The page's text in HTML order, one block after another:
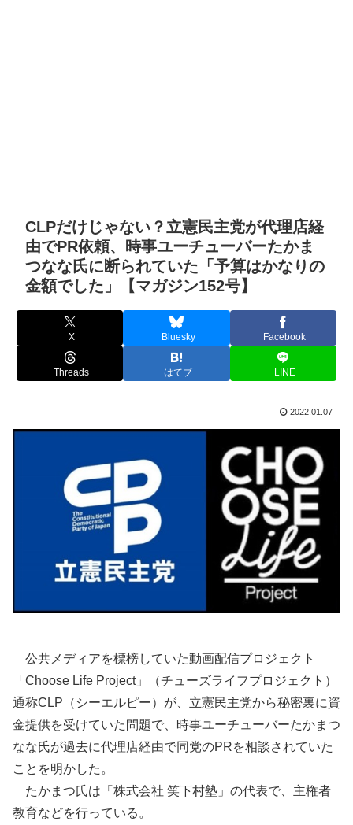
CLPだけじゃない？立憲民主党が代理店経
由でPR依頼、時事ユーチューバーたかま
つなな氏に断られていた「予算はかなりの
金額でした」【マガジン152号】
X Bluesky Facebook
Threads はてブ LINE
2022.01.07
公共メディアを標榜していた動画配信プロジェクト
「Choose Life Project」（チューズライフプロジェクト）
通称CLP（シーエルピー）が、立憲民主党から秘密裏に資
金提供を受けていた問題で、時事ユーチューバーたかまつ
なな氏が過去に代理店経由で同党のPRを相談されていた
ことを明かした。
たかまつ氏は「株式会社 笑下村塾」の代表で、主権者
教育などを行っている。